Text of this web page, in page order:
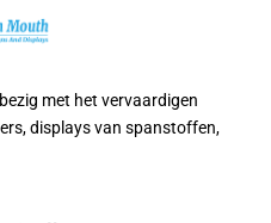
met het vervaardigen
displays van spanstoffen,